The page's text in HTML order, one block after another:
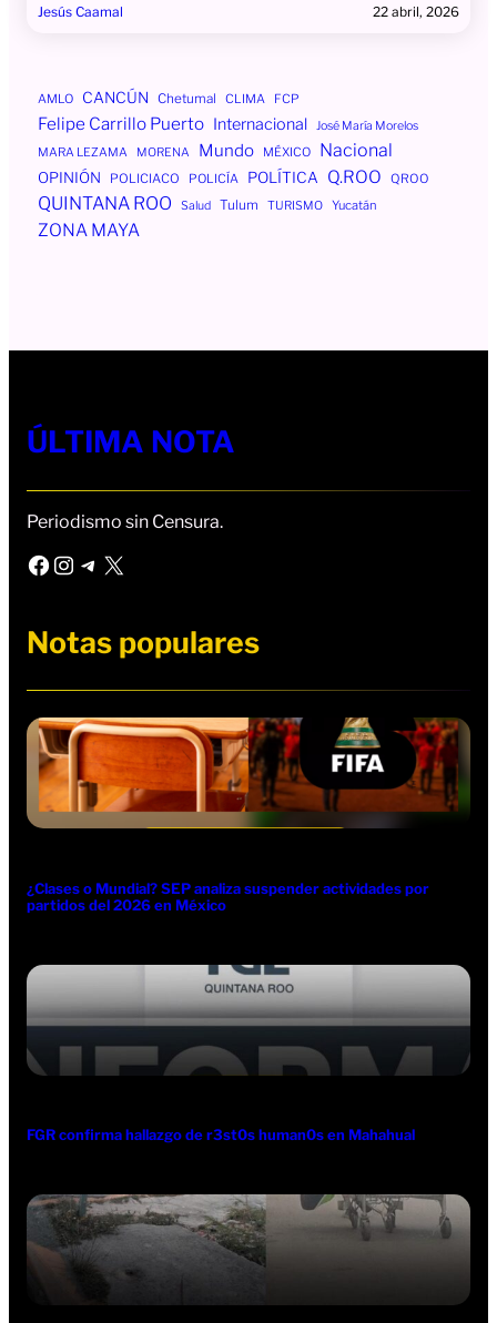
Jesús Caamal 22 abril, 2026
AMLO CANCÚN Chetumal CLIMA FCP
Felipe Carrillo Puerto Internacional
José María Morelos
MARA LEZAMA
MORENA Mundo MÉXICO Nacional
OPINIÓN POLICIACO POLICÍA POLÍTICA Q.ROO QROO
QUINTANA ROO Salud Tulum TURISMO Yucatán
ZONA MAYA
ÚLTIMA NOTA
Periodismo sin Censura.
Facebook
Instagram Telegram X
Notas populares
¿Clases o Mundial? SEP analiza suspender actividades por
partidos del 2026 en México
FGR confirma hallazgo de r3st0s human0s en Mahahual